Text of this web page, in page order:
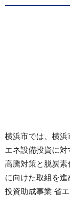
横浜市では、横
エネ設備投資に
高騰対策と脱炭素
に向けた取組を
投資助成事業 省